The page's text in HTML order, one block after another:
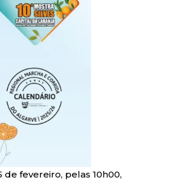
fevereiro, pelas 10h00,